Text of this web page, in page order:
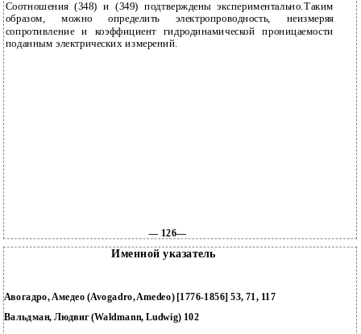
Соотношения (348) и (349) подтверждены экспериментально.Таким
образом, можно определить электропроводность, неизмеряя
сопротивление и коэффициент гидродинамической проницаемости
поданным электрических измерений.
— 126—
Именной указатель
Авогадро, Амедео (Avogadro, Amedeo) [1776-1856] 53, 71, 117
Вальдман, Людвиг (Waldmann, Ludwig) 102